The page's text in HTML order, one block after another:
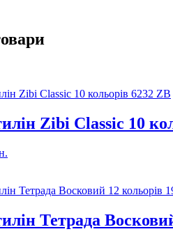
Zibi Classic 10
Тетрада